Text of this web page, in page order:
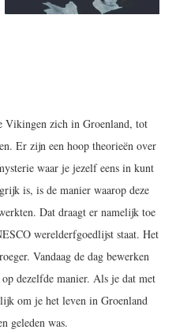
Vikingen zich in Groenland, tot
Er zijn een hoop theorieën over
waar je jezelf eens in kunt
is, is de manier waarop deze
Dat draagt er namelijk toe
werelderfgoedlijst staat. Het
Vandaag de dag bewerken
dezelfde manier. Als je dat met
om je het leven in Groenland
geleden was.